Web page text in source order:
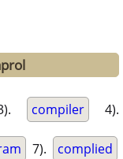
compiler 4).
7). complied